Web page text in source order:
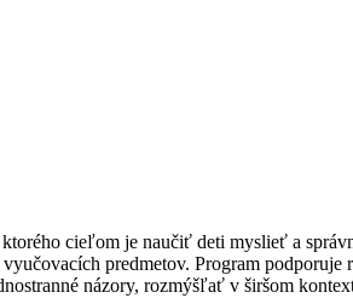
cieľom je naučiť deti myslieť a
predmetov. Program
názory, rozmýšľať v širšom